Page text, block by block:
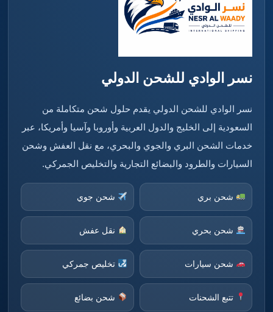
نسر الوادي للشحن الدولي
نسر الوادي للشحن الدولي يقدم حلول شحن متكاملة من
السعودية إلى الخليج والدول العربية وأوروبا وآسيا وأمريكا، عبر
خدمات الشحن البري والجوي والبحري، مع نقل العفش وشحن
السيارات والطرود والبضائع التجارية والتخليص الجمركي.
شحن بري شحن جوي
شحن بحري نقل عفش
شحن سيارات تخليص جمركي
تتبع الشحنات شحن بضائع